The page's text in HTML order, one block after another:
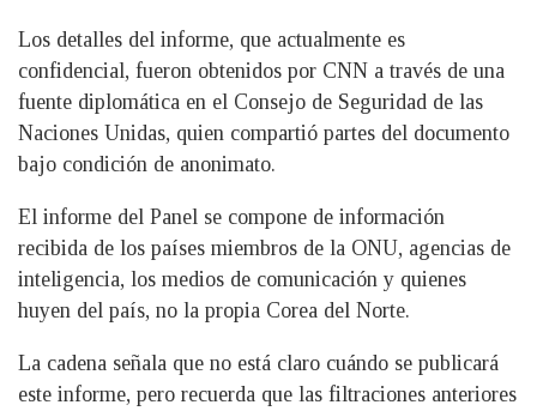
Los detalles del informe, que actualmente es
confidencial, fueron obtenidos por CNN a través de una
fuente diplomática en el Consejo de Seguridad de las
Naciones Unidas, quien compartió partes del documento
bajo condición de anonimato.
El informe del Panel se compone de información
recibida de los países miembros de la ONU, agencias de
inteligencia, los medios de comunicación y quienes
huyen del país, no la propia Corea del Norte.
La cadena señala que no está claro cuándo se publicará
este informe, pero recuerda que las filtraciones anteriores